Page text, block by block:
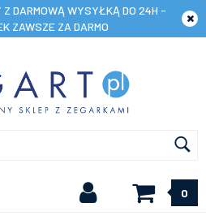
DARMOWĄ WYSYŁKĄ DO 24H -
ZAWSZE ZA DARMO
0